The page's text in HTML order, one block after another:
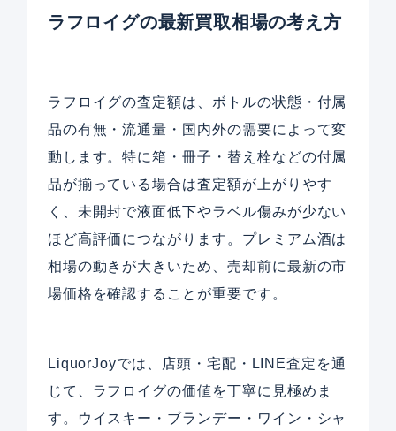
ラフロイグの最新買取相場の考え方
ラフロイグの査定額は、ボトルの状態・付属
品の有無・流通量・国内外の需要によって変
動します。特に箱・冊子・替え栓などの付属
品が揃っている場合は査定額が上がりやす
く、未開封で液面低下やラベル傷みが少ない
ほど高評価につながります。プレミアム酒は
相場の動きが大きいため、売却前に最新の市
場価格を確認することが重要です。
LiquorJoyでは、店頭・宅配・LINE査定を通
じて、ラフロイグの価値を丁寧に見極めま
す。ウイスキー・ブランデー・ワイン・シャ